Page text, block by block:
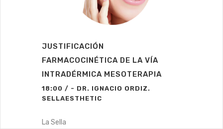
JUSTIFICACIÓN
FARMACOCINÉTICA DE LA VÍA
INTRADÉRMICA MESOTERAPIA
18:00 / - DR. IGNACIO ORDIZ.
SELLAESTHETIC
La Sella